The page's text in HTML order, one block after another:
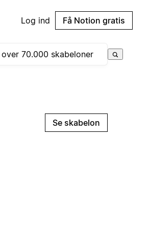
Log ind Få Notion gratis
Se skabelon